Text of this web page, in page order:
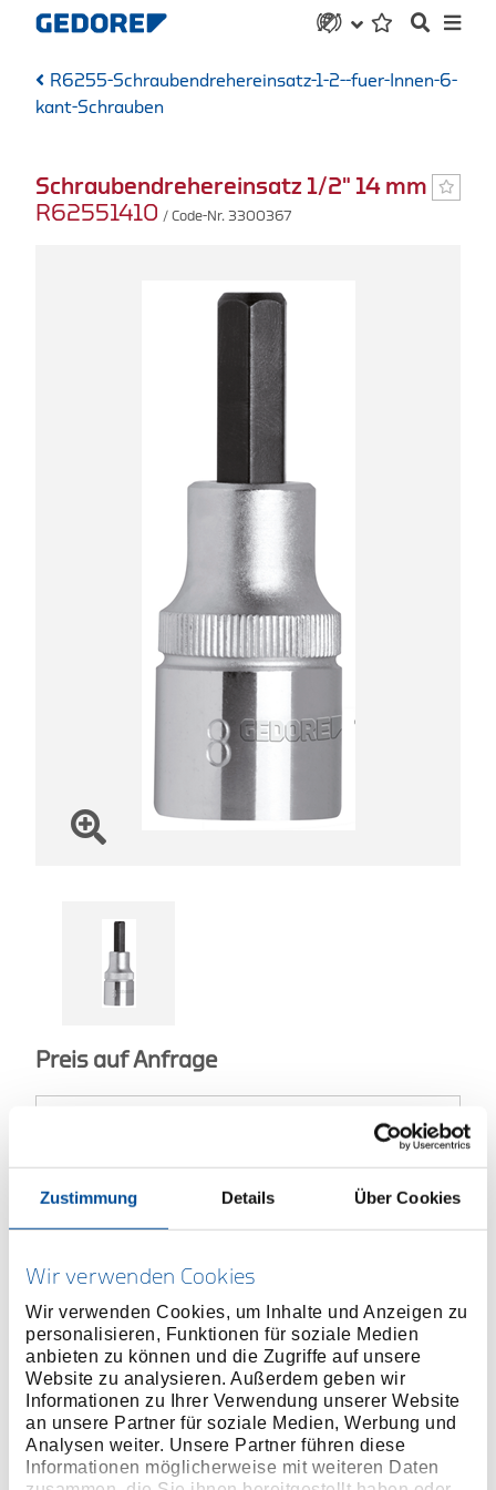
Zustimmung Details Über Cookies
Wir verwenden Cookies
Wir verwenden Cookies, um Inhalte und Anzeigen zu
personalisieren, Funktionen für soziale Medien
anbieten zu können und die Zugriffe auf unsere
Website zu analysieren. Außerdem geben wir
Informationen zu Ihrer Verwendung unserer Website
an unsere Partner für soziale Medien, Werbung und
Analysen weiter. Unsere Partner führen diese
Informationen möglicherweise mit weiteren Daten
R6255-Schraubendrehereinsatz-1-2--fuer-Innen-6-
kant-Schrauben
Schraubendrehereinsatz 1/2" 14 mm
R62551410 / Code-Nr. 3300367
Preis auf Anfrage
ONLINE KAUFEN
HÄNDLER FINDEN
Produktlinie EAN 4060833003674
Produktbeschreibung
Mit eingepresstem, phosphatierten Stift
Handbetätigt mit griffiger Längsrändelung
Antriebsseite glänzend poliert